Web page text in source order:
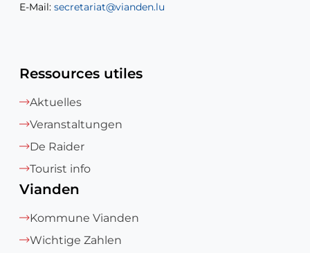
E-Mail: secretariat@vianden.lu
E-Mail: diane.storn@vianden.lu
Ressources utiles
Aktuelles
Veranstaltungen
De Raider
Tourist info
Vianden
Kommune Vianden
Wichtige Zahlen